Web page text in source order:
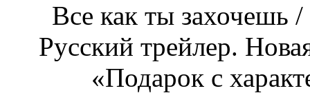
Все как ты захочешь
Русский трейлер.
«Подарок с